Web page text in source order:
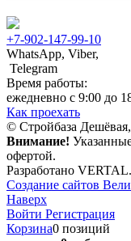
+7-902-147-99-10
WhatsApp, Viber,
Telegram
Время работы:
ежедневно с 9:00 до
Как проехать
© Стройбаза
Внимание!
офертой.
Разработано
Создание сайтов
Наверх
Войти Регистрация
Корзина0 позиций